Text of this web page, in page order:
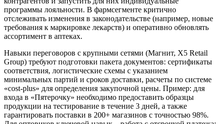
программы лояльности. В фармсегменте критично
отслеживать изменения в законодательстве (например, новые
требования к маркировке лекарств) и оперативно обновлять
ассортимент в аптеках.
Навыки переговоров с крупными сетями (Магнит, X5 Retail
Group) требуют подготовки пакета документов: сертификаты
соответствия, логистические схемы с указанием
минимальных партий и сроков доставки, расчеты по системе
«cost-plus» для определения закупочной цены. Пример: для
входа в «Пятерочку» необходимо предоставить образцы
продукции на тестирование в течение 3 дней, а также
гарантировать поставки в 200+ магазинов с точностью 98%.